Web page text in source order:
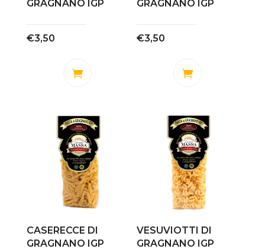
GRAGNANO IGP
€3,50
GRAGNANO IGP
€3,50
CASERECCE DI
GRAGNANO IGP
VESUVIOTTI DI
GRAGNANO IGP